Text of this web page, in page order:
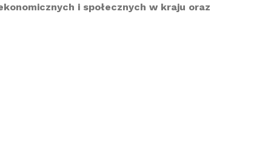
i społecznych w kraju oraz